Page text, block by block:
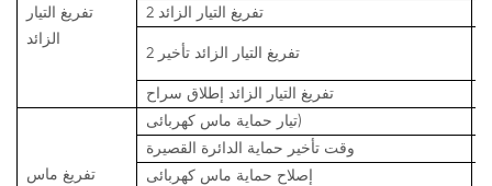
تفريغ التيار
الزائد
2 تفريغ التيار الزائد
2 تفريغ التيار الزائد تأخير
تفريغ التيار الزائد إطلاق سراح
تفريغ ماس
تيار حماية ماس كهربائى)
وقت تأخير حماية الدائرة القصيرة
إصلاح حماية ماس كهربائى